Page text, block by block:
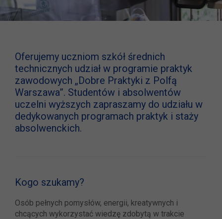
Oferujemy uczniom szkół średnich
technicznych udział w programie praktyk
zawodowych „Dobre Praktyki z Polfą
Warszawa”. Studentów i absolwentów
uczelni wyższych zapraszamy do udziału w
dedykowanych programach praktyk i staży
absolwenckich.
Kogo szukamy?
Osób pełnych pomysłów, energii, kreatywnych i
chcących wykorzystać wiedzę zdobytą w trakcie